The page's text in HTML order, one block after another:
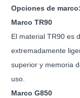
Opciones de marco:
Marco TR90
El material TR90 es
extremadamente
superior y memoria
uso.
Marco G850